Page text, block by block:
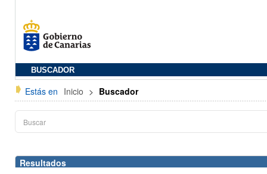
BUSCADOR
Estás en Inicio > Buscador
Resultados